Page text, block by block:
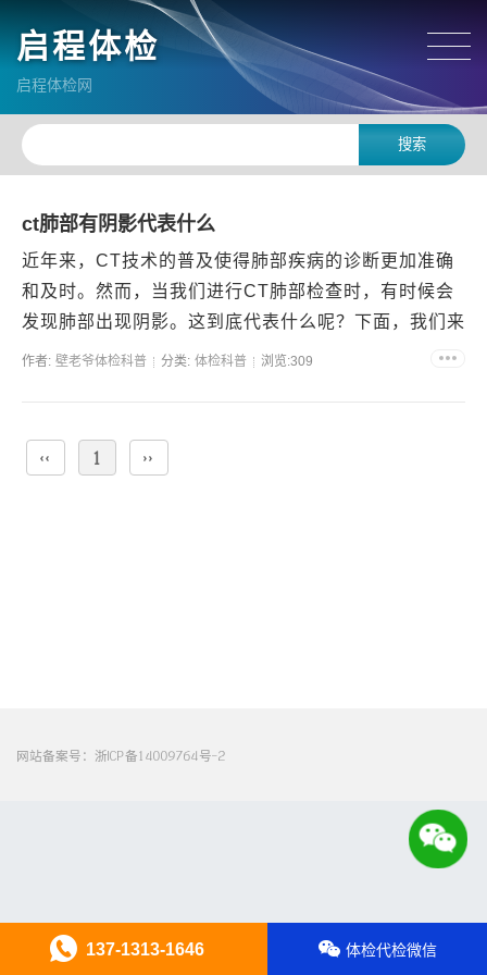
启程体检
启程体检网
ct肺部有阴影代表什么
近年来，CT技术的普及使得肺部疾病的诊断更加准确
和及时。然而，当我们进行CT肺部检查时，有时候会
发现肺部出现阴影。这到底代表什么呢？下面，我们来
详细了解一下。什么是CT肺部阴影？在CT肺部检查
作者: 壁老爷体检科普 分类: 体检科普 浏览:309
‹‹ 1 ››
网站备案号： 浙ICP备14009764号-2
137-1313-1646 体检代检微信